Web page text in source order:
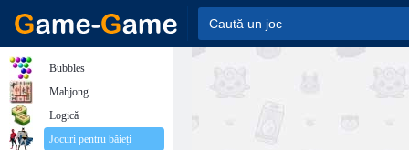
Bubbles
Mahjong
Logică
Jocuri pentru băieți